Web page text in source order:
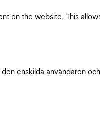
on the website. This
enskilda användaren